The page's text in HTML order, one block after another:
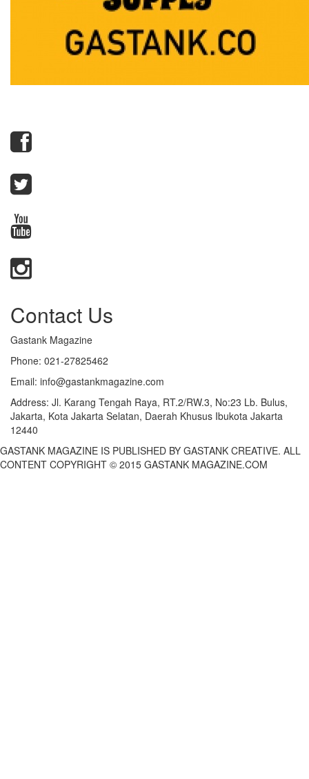
Contact Us
Gastank Magazine
Phone: 021-27825462
Email: info@gastankmagazine.com
Address: Jl. Karang Tengah Raya, RT.2/RW.3, No:23 Lb. Bulus,
Jakarta, Kota Jakarta Selatan, Daerah Khusus Ibukota Jakarta
12440
GASTANK MAGAZINE IS PUBLISHED BY GASTANK CREATIVE. ALL
CONTENT COPYRIGHT © 2015 GASTANK MAGAZINE.COM